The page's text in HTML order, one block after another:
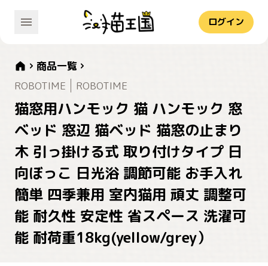
ログイン
商品一覧
ROBOTIME
ROBOTIME
猫窓用ハンモック 猫 ハンモック 窓
ベッド 窓辺 猫ベッド 猫窓の止まり
木 引っ掛ける式 取り付けタイプ 日
向ぼっこ 日光浴 調節可能 お手入れ
簡単 四季兼用 室内猫用 頑丈 調整可
能 耐久性 安定性 省スペース 洗濯可
能 耐荷重18kg(yellow/grey）